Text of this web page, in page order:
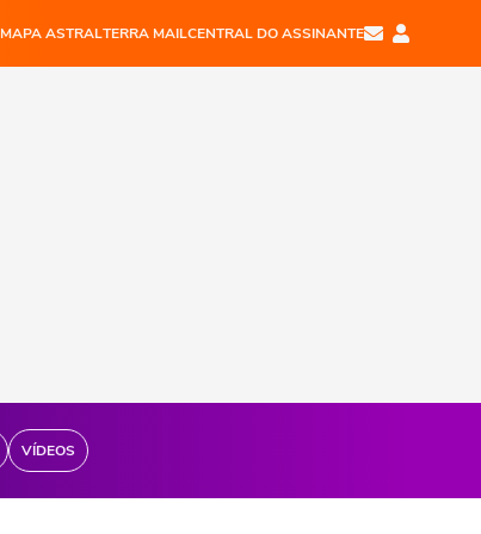
MAPA ASTRALTERRA MAILCENTRAL DO ASSINANTE
VÍDEOS